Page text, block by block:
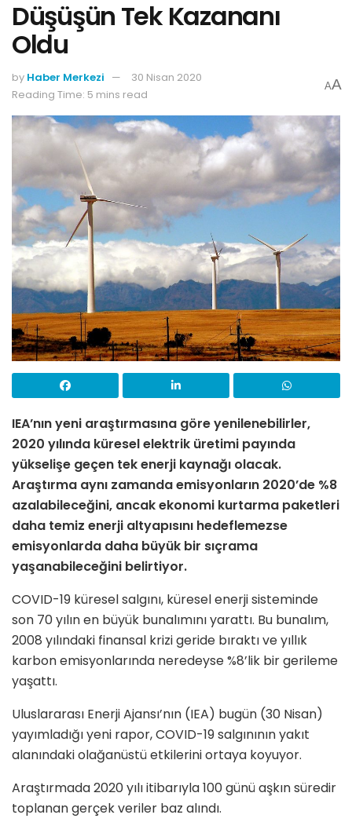
Düşüşün Tek Kazananı
Oldu
by Haber Merkezi
30 Nisan 2020
Reading Time: 5 mins read
AA
IEA’nın yeni araştırmasına göre yenilenebilirler,
2020 yılında küresel elektrik üretimi payında
yükselişe geçen tek enerji kaynağı olacak.
Araştırma aynı zamanda emisyonların 2020’de %8
azalabileceğini, ancak ekonomi kurtarma paketleri
daha temiz enerji altyapısını hedeflemezse
emisyonlarda daha büyük bir sıçrama
yaşanabileceğini belirtiyor.
COVID-19 küresel salgını, küresel enerji sisteminde
son 70 yılın en büyük bunalımını yarattı. Bu bunalım,
2008 yılındaki finansal krizi geride bıraktı ve yıllık
karbon emisyonlarında neredeyse %8’lik bir gerileme
yaşattı.
Uluslararası Enerji Ajansı’nın (IEA) bugün (30 Nisan)
yayımladığı yeni rapor, COVID-19 salgınının yakıt
alanındaki olağanüstü etkilerini ortaya koyuyor.
Araştırmada 2020 yılı itibarıyla 100 günü aşkın süredir
toplanan gerçek veriler baz alındı.